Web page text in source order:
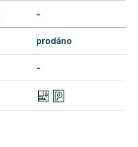
-
prodáno
-